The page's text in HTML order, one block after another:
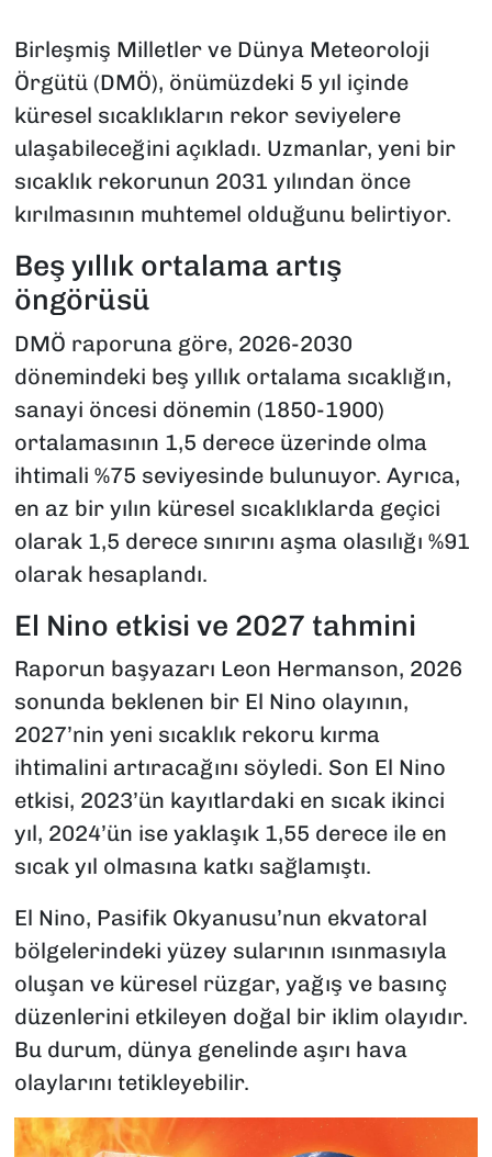
Birleşmiş Milletler ve Dünya Meteoroloji
Örgütü (DMÖ), önümüzdeki 5 yıl içinde
küresel sıcaklıkların rekor seviyelere
ulaşabileceğini açıkladı. Uzmanlar, yeni bir
sıcaklık rekorunun 2031 yılından önce
kırılmasının muhtemel olduğunu belirtiyor.
Beş yıllık ortalama artış
öngörüsü
DMÖ raporuna göre, 2026-2030
dönemindeki beş yıllık ortalama sıcaklığın,
sanayi öncesi dönemin (1850-1900)
ortalamasının 1,5 derece üzerinde olma
ihtimali %75 seviyesinde bulunuyor. Ayrıca,
en az bir yılın küresel sıcaklıklarda geçici
olarak 1,5 derece sınırını aşma olasılığı %91
olarak hesaplandı.
El Nino etkisi ve 2027 tahmini
Raporun başyazarı Leon Hermanson, 2026
sonunda beklenen bir El Nino olayının,
2027’nin yeni sıcaklık rekoru kırma
ihtimalini artıracağını söyledi. Son El Nino
etkisi, 2023’ün kayıtlardaki en sıcak ikinci
yıl, 2024’ün ise yaklaşık 1,55 derece ile en
sıcak yıl olmasına katkı sağlamıştı.
El Nino, Pasifik Okyanusu’nun ekvatoral
bölgelerindeki yüzey sularının ısınmasıyla
oluşan ve küresel rüzgar, yağış ve basınç
düzenlerini etkileyen doğal bir iklim olayıdır.
Bu durum, dünya genelinde aşırı hava
olaylarını tetikleyebilir.